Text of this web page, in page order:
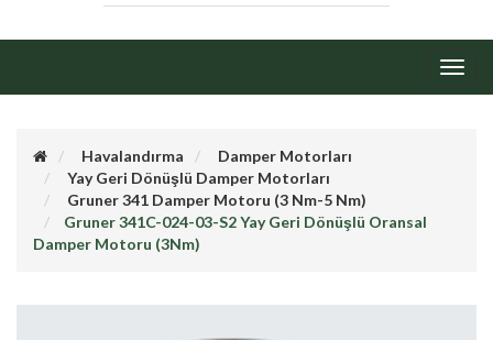
Havalandırma
Damper Motorları
Yay Geri Dönüşlü Damper Motorları
Gruner 341 Damper Motoru (3 Nm-5 Nm)
Gruner 341C-024-03-S2 Yay Geri Dönüşlü Oransal
Damper Motoru (3Nm)